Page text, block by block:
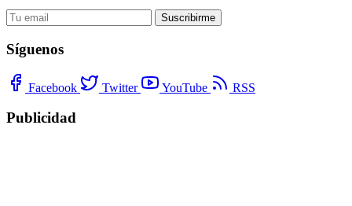
Suscribirme
Síguenos
Facebook Twitter YouTube RSS
Publicidad